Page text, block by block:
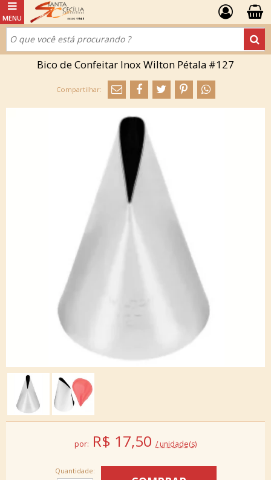
Bico de Confeitar Inox Wilton Pétala #127
por: R$ 17,50 / unidade(s)
Quantidade: